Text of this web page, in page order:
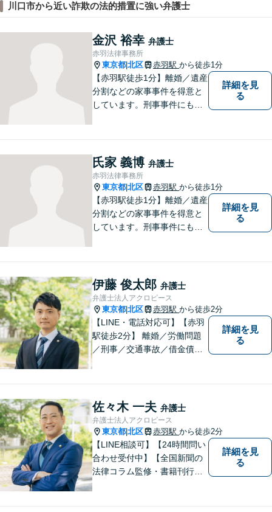
川口市から近い詐欺の法的措置に強い弁護士
金沢 裕幸 弁護士
赤羽法律事務所
東京都 北区 赤羽駅 から徒歩1分
【赤羽駅徒歩1分】離婚／遺産
分割などの家事事件を得意と
しています。刑事事件にも対
弁護団事件の経験多数。【セ
カンドオピニオン対応】お気
軽にご連絡ください。
詳細を見
る
氏家 義博 弁護士
赤羽法律事務所
東京都 北区 赤羽駅 から徒歩1分
【赤羽駅徒歩1分】離婚／遺産
分割などの家事事件を得意と
しています。刑事事件にも対
弁護団事件の経験多数。【セ
カンドオピニオン対応】お気
軽にご連絡ください。
詳細を見
る
伊藤 俊太郎 弁護士
弁護士法人アクロピース
東京都 北区 赤羽駅 から徒歩2分
【LINE・電話対応可】【赤羽
駅徒歩2分】 離婚／労働問題
／刑事／交通事故／借金債務
との連携あり。アクロピース
はあなたの味方です！
詳細を見
る
佐々木 一夫 弁護士
弁護士法人アクロピース
東京都 北区 赤羽駅 から徒歩2分
【LINE相談可】【24時間問い
合わせ受付中】【全国新聞の
法律コラム監修・書籍刊行・
詳細を見
る